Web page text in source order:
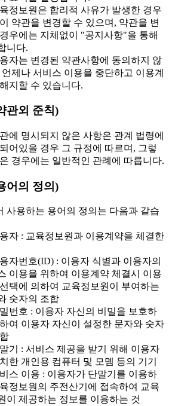
정보원은 합리적 사유가 발생한 경우
약관을 변경할 수 있으며, 약관을 변
우에는 지체없이 "공지사항"을 통해
니다.
자는 변경된 약관사항에 동의하지 않
언제나 서비스 이용을 중단하고 이용계
지할 수 있습니다.
관외 준칙)
에 명시되지 않은 사항은 관계 법령에
어있을 경우 그 규정에 따르며, 그렇
경우에는 일반적인 관례에 따릅니다.
어의 정의)
사용하는 용어의 정의는 다음과 같습
자 : 교육정보원과 이용계약을 체결한
자번호(ID) : 이용자 식별과 이용자의
이용을 위하여 이용계약 체결시 이용
택에 의하여 교육정보원이 부여하는
숫자의 조합
번호 : 이용자 자신의 비밀을 보호하
여 이용자 자신이 설정한 문자와 숫자
기 : 서비스 제공을 받기 위해 이용자
한 개인용 컴퓨터 및 모뎀 등의 기기
스 이용 : 이용자가 단말기를 이용하
정보원의 주전산기에 접속하여 교육
이 제공하는 정보를 이용하는 것